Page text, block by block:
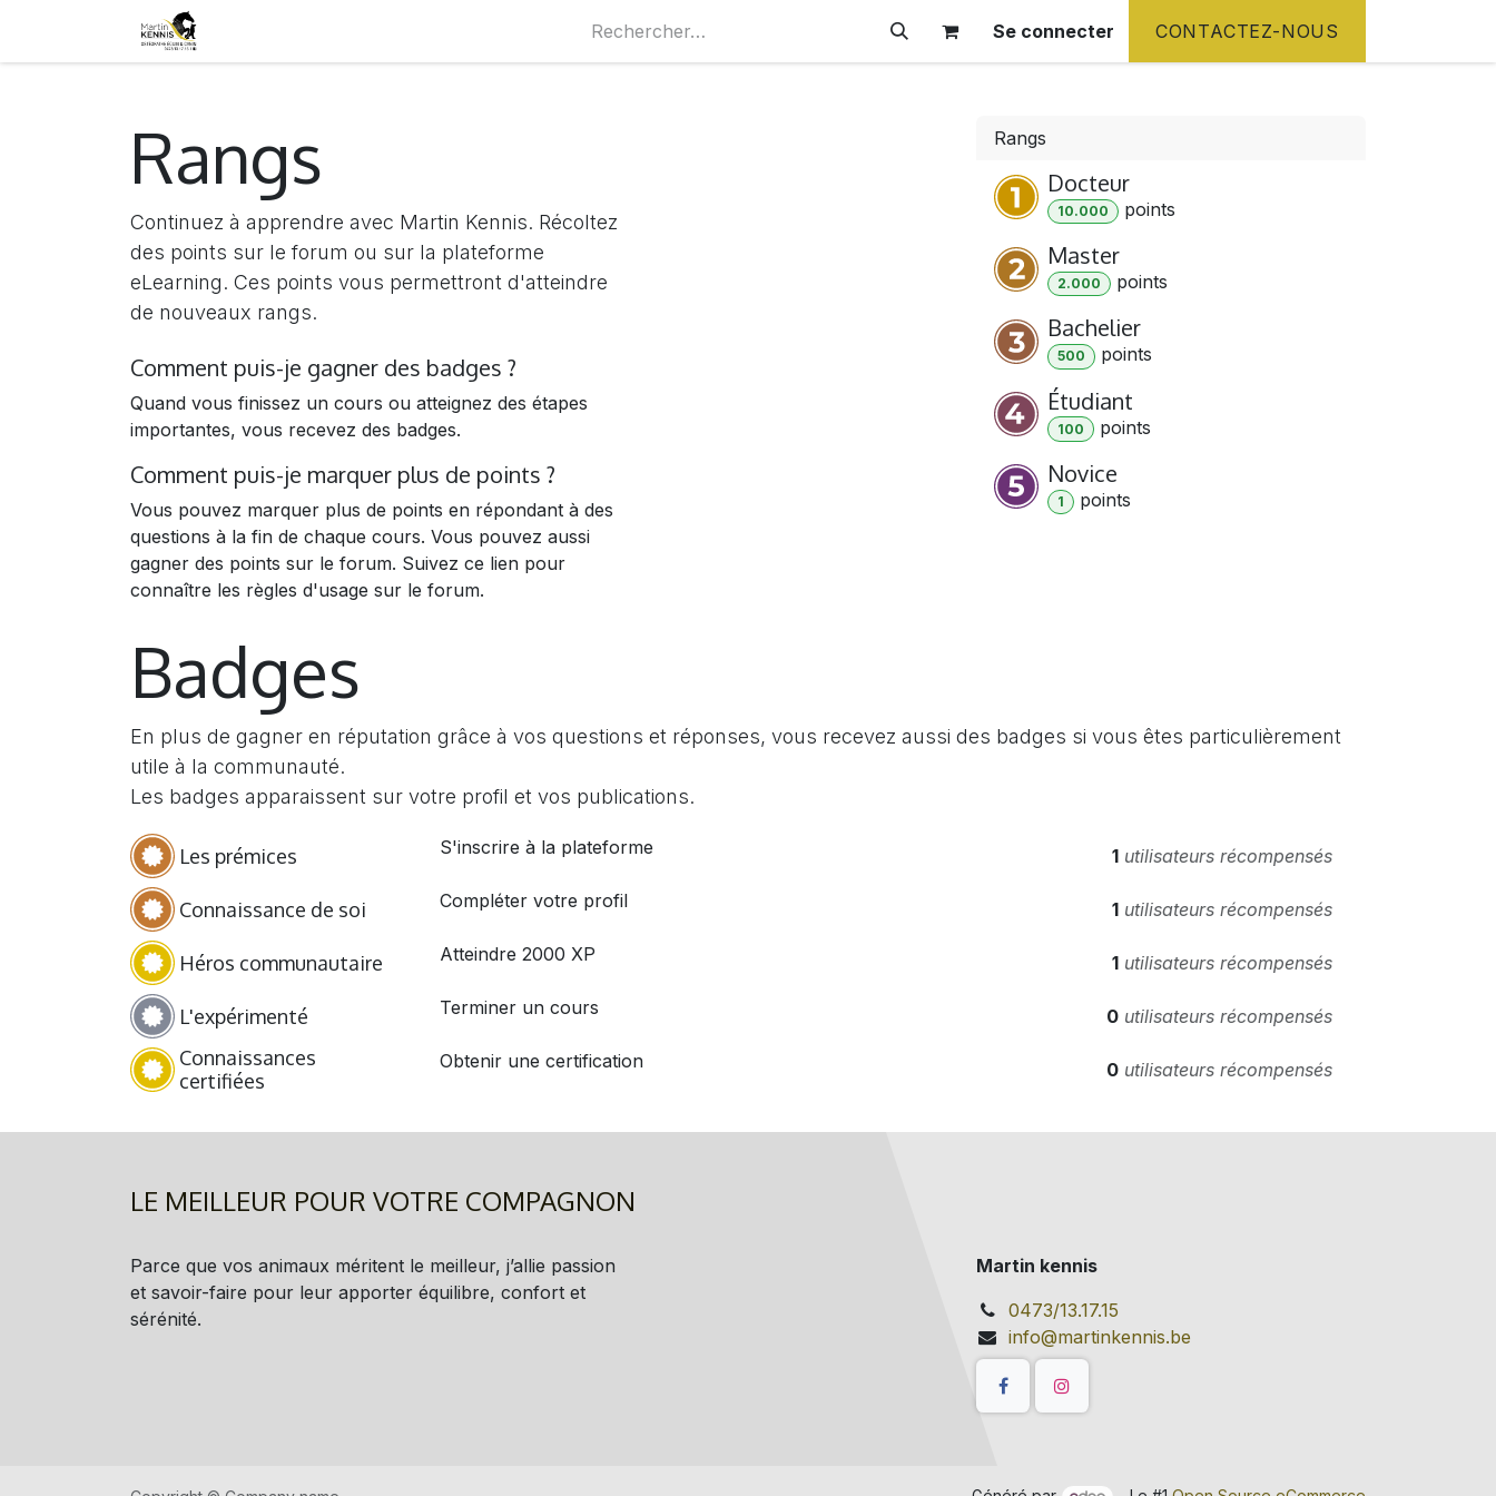
Rendez-vous Se connecter CONTACTEZ-NOUS
Rangs
Continuez à apprendre avec Martin Kennis. Récoltez
des points sur le forum ou sur la plateforme
eLearning. Ces points vous permettront d'atteindre
de nouveaux rangs.
Comment puis-je gagner des badges ?
Quand vous finissez un cours ou atteignez des étapes
importantes, vous recevez des badges.
Comment puis-je marquer plus de points ?
Vous pouvez marquer plus de points en répondant à des
questions à la fin de chaque cours. Vous pouvez aussi
gagner des points sur le forum. Suivez ce lien pour
connaître les règles d'usage sur le forum.
Rangs
Docteur
10.000 points
Master
2.000 points
Bachelier
500 points
Étudiant
100 points
Novice
1 points
Badges
En plus de gagner en réputation grâce à vos questions et réponses, vous recevez aussi des badges si vous êtes particulièrement
utile à la communauté.
Les badges apparaissent sur votre profil et vos publications.
Les prémices S'inscrire à la plateforme 1 utilisateurs récompensés
Connaissance de soi Compléter votre profil 1 utilisateurs récompensés
Héros communautaire Atteindre 2000 XP 1 utilisateurs récompensés
L'expérimenté Terminer un cours 0 utilisateurs récompensés
Connaissances
certifiées
Obtenir une certification 0 utilisateurs récompensés
LE MEILLEUR POUR VOTRE COMPAGNON
Parce que vos animaux méritent le meilleur, j’allie passion
et savoir-faire pour leur apporter équilibre, confort et
sérénité.
Martin kennis
0473/13.17.15
info@martinkennis.be